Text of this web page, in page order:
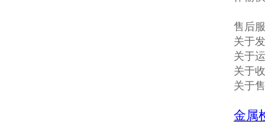
售后
关于
关于
关于
关于
金属